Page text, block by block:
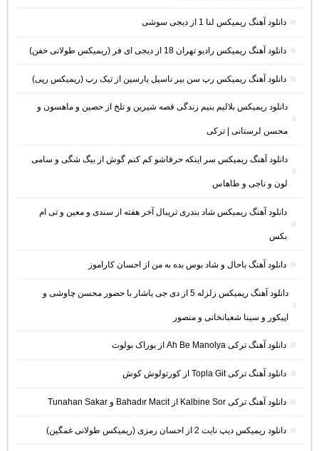
دانلود آهنگ ریمیکس لنا 1 از دیجی سوشی
دانلود آهنگ ریمیکس رادیو تهران 18 از دیجی ای فر (ریمیکس طولانی خفن)
دانلود آهنگ ریمیکس رپ سن بیر ناسیل یارسین از تیک رپ (ریمیکس رپی)
دانلود ریمیکس بلالیم بنیم زندگی قصه شیرین و تلخ از حصین و ماهسون و
محسن لرستانی | ترکی
دانلود آهنگ ریمیکس سر اینکه حرفاشو کم کنم گوش از بیگ شگی و سامی
لون و ناجی و طاهاس
دانلود آهنگ ریمیکس شاد بندری تریبال آخر هفته از سندی و معین و تی ام
بکس
دانلود آهنگ باحال و شاد بوس بده به من از احسان کاراموز
دانلود آهنگ ریمیکس زلزله 5 از دی جی یاشار با حضور محسن چاوشی و
اپیکور و سینا شعبانخانی و منصور
دانلود آهنگ ترکی Ah Be Manolya از بوراک بولوت
دانلود آهنگ ترکی Topla Git از کورتولوش کوش
دانلود آهنگ ترکی Kalbine Sor از Bahadır Macit و Tunahan Sakar
دانلود ریمیکس دیپ نایت 2 از احسان رمزی (ریمیکس طولانی غمگین)